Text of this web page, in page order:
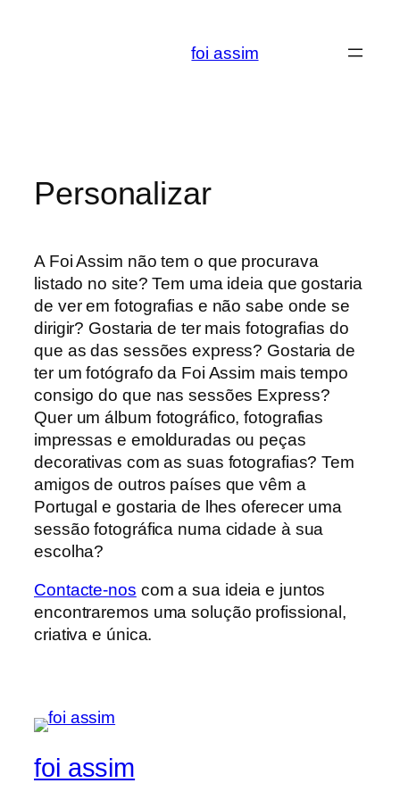
foi assim
Personalizar
A Foi Assim não tem o que procurava
listado no site? Tem uma ideia que gostaria
de ver em fotografias e não sabe onde se
dirigir? Gostaria de ter mais fotografias do
que as das sessões express? Gostaria de
ter um fotógrafo da Foi Assim mais tempo
consigo do que nas sessões Express?
Quer um álbum fotográfico, fotografias
impressas e emolduradas ou peças
decorativas com as suas fotografias? Tem
amigos de outros países que vêm a
Portugal e gostaria de lhes oferecer uma
sessão fotográfica numa cidade à sua
escolha?
Contacte-nos com a sua ideia e juntos
encontraremos uma solução profissional,
criativa e única.
foi assim